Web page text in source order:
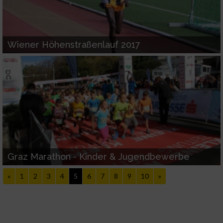
Wiener Höhenstraßenlauf 2017
Graz Marathon - Kinder & Jugendbewerbe
« 1 2 3 4 5 6 7 8 9 10 »
oder Kombinationen von Daten aus
Entwicklung und Verbesserung der Angebote
Verwendung reduzierter Daten zur Auswahl
von Inhalten
IAB-Besonderheiten:
Verwendung genauer Standortdaten
Geräte anhand von aktiv angeforderten
Informationen identifizieren
Nicht-IAB-Verarbeitungszwecke: